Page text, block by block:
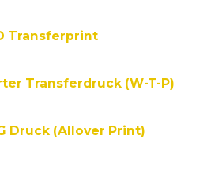
Transferprint
Transferdruck (W-T-P)
Druck (Allover Print)